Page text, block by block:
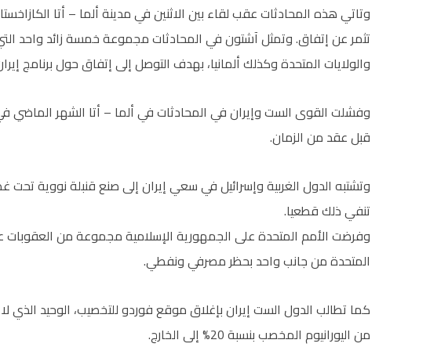
تثمر عن إتفاق. وتمثل آشتون في المحادثات مجموعة خمسة زائد واحد
والولايات المتحدة وكذلك ألمانيا، بهدف التوصل إلى إتفاق حول برنامج
وفشلت القوى الست وإيران في المحادثات في ألما – أتا الشهر الماضي
قبل عقد من الزمان.
وتشتبه الدول الغربية وإسرائيل في سعي إيران إلى صنع قنبلة نووية تحت
تنفي ذلك قطعيا.
وفرضت الأمم المتحدة على الجمهورية الإسلامية مجموعة من العقوبات
المتحدة من جانب واحد بحظر مصرفي ونفطي.
كما تطالب الدول الست إيران بإغلاق موقع فوردو للتخصيب، الوحيد الذي
من اليورانيوم المخصب بنسبة 20% إلى الخارج.